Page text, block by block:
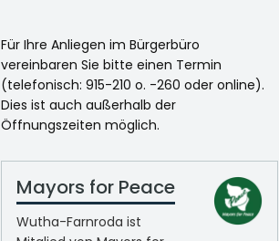
Für Ihre Anliegen im Bürgerbüro
vereinbaren Sie bitte einen Termin
(telefonisch: 915-210 o. -260 oder online).
Dies ist auch außerhalb der
Öffnungszeiten möglich.
Mayors for Peace
Wutha-Farnroda ist